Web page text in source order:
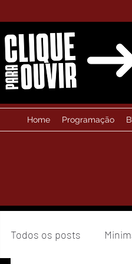
Home Programação
Todos os posts